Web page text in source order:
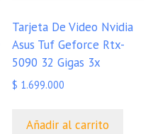
Tarjeta De Video Nvidia
Asus Tuf Geforce Rtx-
5090 32 Gigas 3x
$ 1.699.000
Añadir al carrito